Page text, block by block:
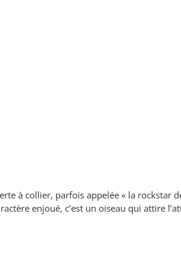
à collier, parfois appelée « la rockstar
enjoué, c’est un oiseau qui attire